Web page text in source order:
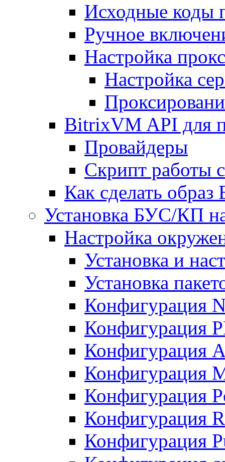
Исходные коды
Ручное
Настройка
Настройка
BitrixVM API для
Провайдеры
Скрипт работы
Как сделать
Установка БУС/КП
Настройка
Установка и
Установка
Конфигурация
Конфигурация
Конфигурация
Конфигурация
Конфигурация
Конфигурация
Конфигурация